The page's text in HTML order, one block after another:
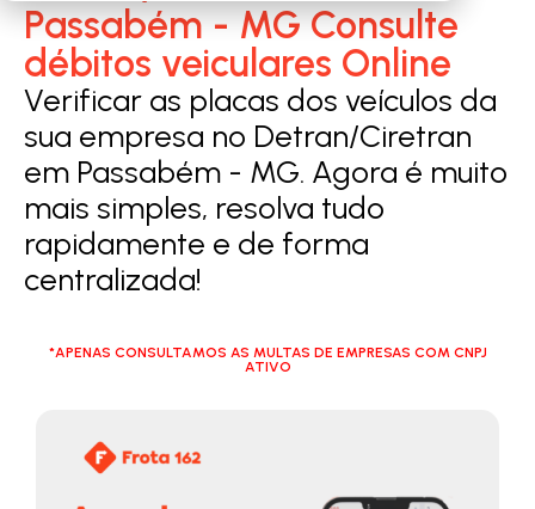
Passabém - MG Consulte
débitos veiculares Online
Verificar as placas dos veículos da
sua empresa no Detran/Ciretran
em Passabém - MG. Agora é muito
mais simples, resolva tudo
rapidamente e de forma
centralizada!
*APENAS CONSULTAMOS AS MULTAS DE EMPRESAS COM CNPJ
ATIVO